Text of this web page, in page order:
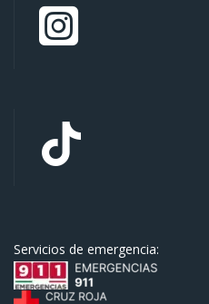
Servicios de emergencia: